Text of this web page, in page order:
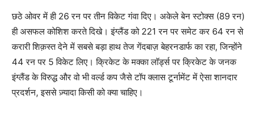
छठे ओवर में ही 26 रन पर तीन विकेट गंवा दिए। अकेले बेन स्टोक्स (89 रन)
ही असफल कोशिश करते दिखे। इंग्लैंड को 221 रन पर समेट कर 64 रन से
करारी शिक़स्त देने में सबसे बड़ा हाथ तेज गेंदबाज़ बेहरनडार्फ का रहा, जिन्होंने
44 रन पर 5 विकेट लिए। क्रिकेट के मक्का लॉर्ड्स पर क्रिकेट के जनक
इंग्लैंड के विरुद्ध और वो भी वर्ल्ड कप जैसे टॉप क्लास टूर्नामेंट में ऐसा शानदार
प्रदर्शन, इससे ज़्यादा किसी को क्या चाहिए।